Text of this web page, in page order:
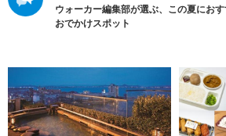
ウォーカー編集部が選ぶ、この夏にお
おでかけスポット